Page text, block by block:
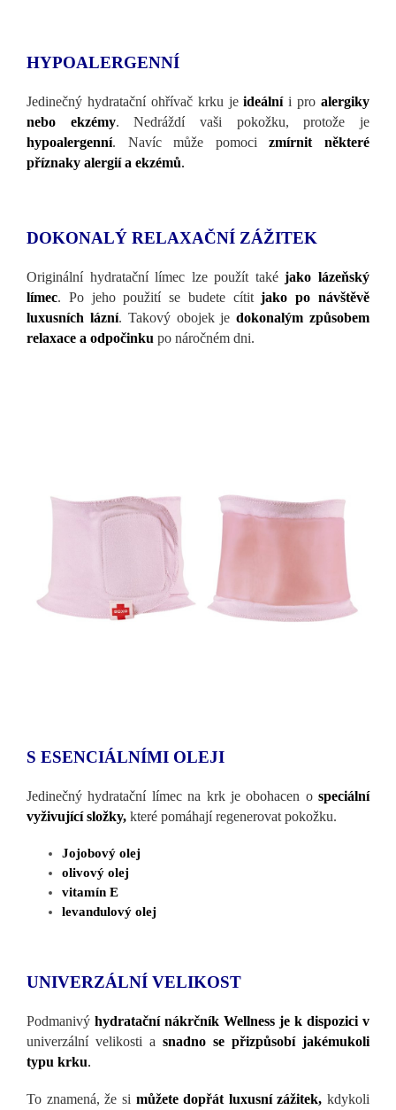
HYPOALERGENNÍ
Jedinečný hydratační ohřívač krku jeideálníi pro alergiky
nebo ekzémy. Nedráždí vaši pokožku, protože je
hypoalergenní. Navíc může pomocizmírnit některé
příznaky alergií a ekzémů.
DOKONALÝ RELAXAČNÍ ZÁŽITEK
Originální hydratační límec lze použít takéjako lázeňský
límec. Po jeho použití se budete cítitjako po návštěvě
luxusních lázní. Takový obojek jedokonalým způsobem
relaxace a odpočinku po náročném dni.
S ESENCIÁLNÍMI OLEJI
Jedinečný hydratační límec na krk je obohacen o speciální
vyživující složky, které pomáhají regenerovat pokožku.
Jojobový olej
olivový olej
vitamín E
levandulový olej
UNIVERZÁLNÍ VELIKOST
Podmanivý hydratační nákrčník Wellness je k dispozici v
univerzální velikosti a snadno se přizpůsobí jakémukoli
typu krku.
To znamená, že si můžete dopřát luxusní zážitek, kdykoli